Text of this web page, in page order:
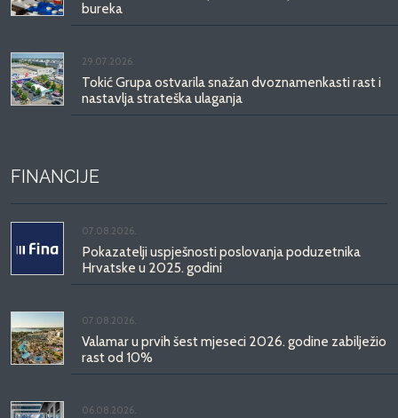
bureka
29.07.2026.
Tokić Grupa ostvarila snažan dvoznamenkasti rast i
nastavlja strateška ulaganja
FINANCIJE
07.08.2026.
Pokazatelji uspješnosti poslovanja poduzetnika
Hrvatske u 2025. godini
07.08.2026.
Valamar u prvih šest mjeseci 2026. godine zabilježio
rast od 10%
06.08.2026.